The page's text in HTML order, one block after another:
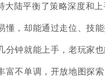
大陆平衡了策略深度和
懂，却能通过走位、技
分钟就能上手，老玩家
富不单调，开放地图探